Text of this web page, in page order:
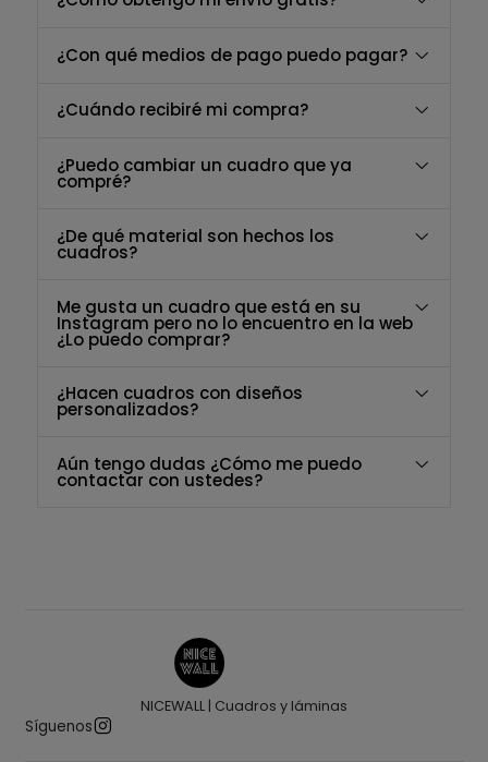
¿Con qué medios de pago puedo pagar?
¿Cuándo recibiré mi compra?
¿Puedo cambiar un cuadro que ya
compré?
¿De qué material son hechos los
cuadros?
Me gusta un cuadro que está en su
Instagram pero no lo encuentro en la web
¿Lo puedo comprar?
¿Hacen cuadros con diseños
personalizados?
Aún tengo dudas ¿Cómo me puedo
contactar con ustedes?
NICEWALL | Cuadros y láminas
Síguenos